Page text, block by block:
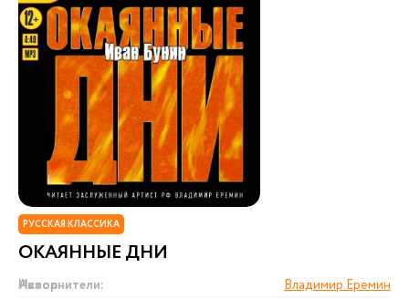
РУССКАЯ КЛАССИКА
ОКАЯННЫЕ ДНИ
Автор:
Исполнители:
Владимир Еремин